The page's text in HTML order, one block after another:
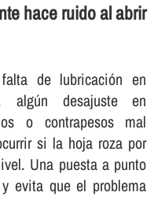
hace ruido al abrir
de lubricación en
desajuste en
o contrapesos mal
si la hoja roza por
Una puesta a punto
evita que el problema